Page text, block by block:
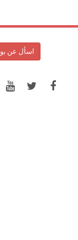
اسأل عن